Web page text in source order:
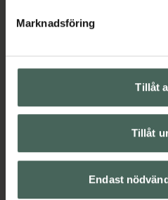
Marknadsföring
Tillåt
Tillåt
Endast
Kundservice
Leverans, betalning och retur
App